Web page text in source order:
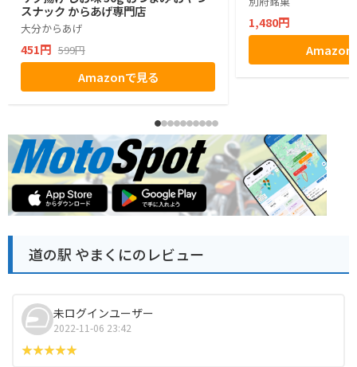
スナック からあげ専門店
大分からあげ
451円 599円
Amazonで見る
1,480円
Amazon
道の駅 やまくにのレビュー
未ログインユーザー
2022-11-06 23:42